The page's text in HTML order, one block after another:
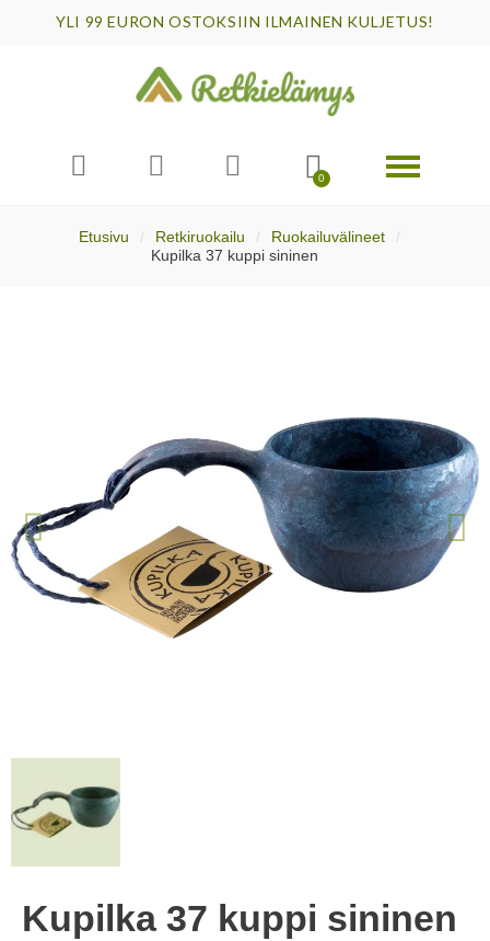
YLI 99 EURON OSTOKSIIN ILMAINEN KULJETUS!
Etusivu Retkiruokailu
Ruokailuvälineet
Kupilka 37 kuppi sininen
Kupilka 37 kuppi sininen